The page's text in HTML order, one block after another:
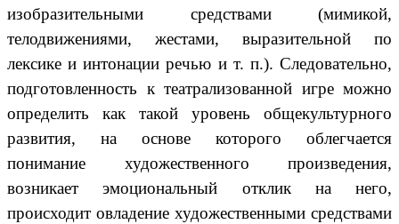
изобразительными средствами (мимикой,
телодвижениями, жестами, выразительной по
лексике и интонации речью и т. п.). Следовательно,
подготовленность к театрализованной игре можно
определить как такой уровень общекультурного
развития, на основе которого облегчается
понимание художественного произведения,
возникает эмоциональный отклик на него,
происходит овладение художественными средствами